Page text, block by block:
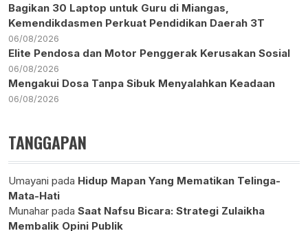
Bagikan 30 Laptop untuk Guru di Miangas,
Kemendikdasmen Perkuat Pendidikan Daerah 3T
06/08/2026
Elite Pendosa dan Motor Penggerak Kerusakan Sosial
06/08/2026
Mengakui Dosa Tanpa Sibuk Menyalahkan Keadaan
06/08/2026
TANGGAPAN
Umayani pada Hidup Mapan Yang Mematikan Telinga-
Mata-Hati
Munahar pada Saat Nafsu Bicara: Strategi Zulaikha
Membalik Opini Publik